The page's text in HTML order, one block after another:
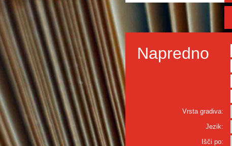
Napredno
Vrsta gradiva:
Jezik:
Išči po: